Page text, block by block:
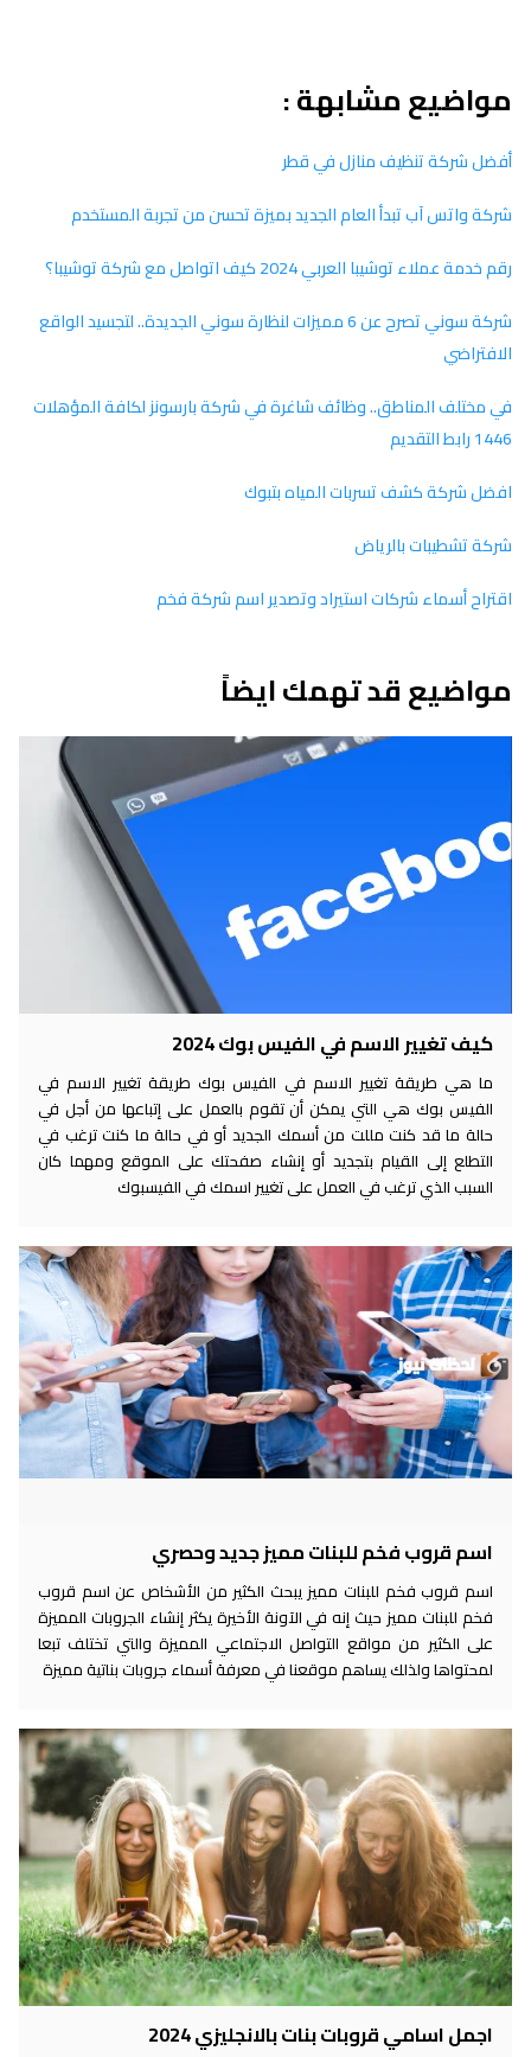
مواضيع مشابهة :
أفضل شركة تنظيف منازل في قطر
شركة واتس آب تبدأ العام الجديد بميزة تحسن من تجربة المستخدم
رقم خدمة عملاء توشيبا العربي 2024 كيف اتواصل مع شركة توشيبا؟
شركة سوني تصرح عن 6 مميزات لنظارة سوني الجديدة.. لتجسيد الواقع
الافتراضي
في مختلف المناطق.. وظائف شاغرة في شركة بارسونز لكافة المؤهلات
1446 رابط التقديم
افضل شركة كشف تسربات المياه بتبوك
شركة تشطيبات بالرياض
اقتراح أسماء شركات استيراد وتصدير اسم شركة فخم
مواضيع قد تهمك ايضاً
كيف تغيير الاسم في الفيس بوك 2024
ما هي طريقة تغيير الاسم في الفيس بوك طريقة تغيير الاسم في
الفيس بوك هي التي يمكن أن تقوم بالعمل على إتباعها من أجل في
حالة ما قد كنت مللت من أسمك الجديد أو في حالة ما كنت ترغب في
التطلع إلى القيام بتجديد أو إنشاء صفحتك على الموقع ومهما كان
السبب الذي ترغب في العمل على تغيير اسمك في الفيسبوك
اسم قروب فخم للبنات مميز جديد وحصري
اسم قروب فخم للبنات مميز يبحث الكثير من الأشخاص عن اسم قروب
فخم للبنات مميز حيث إنه في الآونة الأخيرة يكثر إنشاء الجروبات المميزة
على الكثير من مواقع التواصل الاجتماعي المميزة والتي تختلف تبعا
لمحتواها ولذلك يساهم موقعنا في معرفة أسماء جروبات بناتية مميزة
اجمل اسامي قروبات بنات بالانجليزي 2024